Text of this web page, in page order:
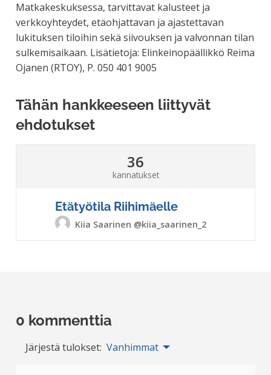
Matkakeskuksessa, tarvittavat kalusteet ja
verkkoyhteydet, etäohjattavan ja ajastettavan
lukituksen tiloihin sekä siivouksen ja valvonnan tilan
sulkemisaikaan. Lisätietoja: Elinkeinopäällikkö Reima
Ojanen (RTOY), P. 050 401 9005
Tähän hankkeeseen liittyvät
ehdotukset
Etätyötila Riihimäelle
Kiia Saarinen @kiia_saarinen_2
36
kannatukset
0 kommenttia
Järjestä tulokset: Vanhimmat